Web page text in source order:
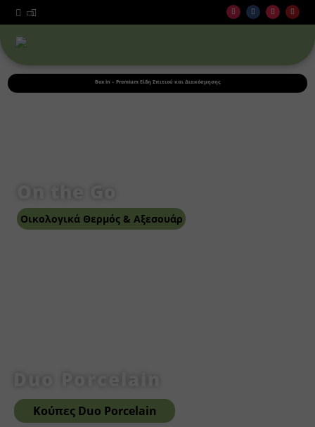
 
Box in – Premium Είδη Σπιτιού και Διακόσμησης
On the Go
Οικολογικά Θερμός & Αξεσουάρ
Duo Porcelain
Κούπες Duo Porcelain